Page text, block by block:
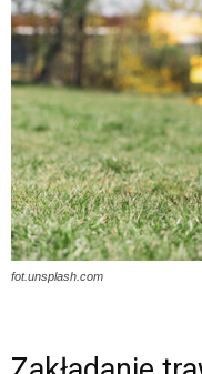
fot.unsplash.com